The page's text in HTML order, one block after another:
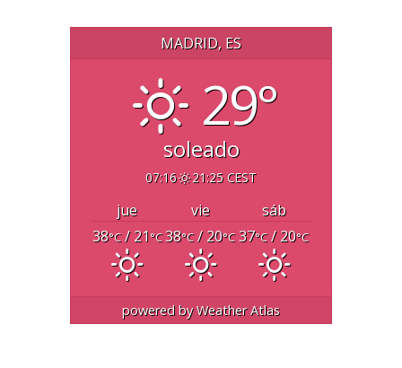
MADRID, ES
29°
soleado
07:16 21:25 CEST
jue vie
sáb
38°C/ 21°C38°C/ 20°C 37°C/ 20°C
powered byWeather Atlas